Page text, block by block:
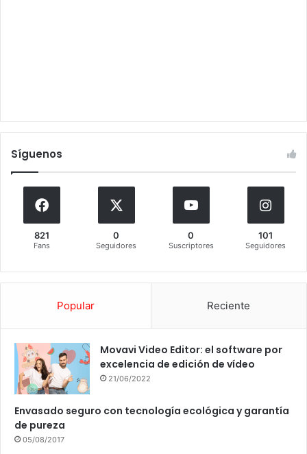
Síguenos
821
Fans
0
Seguidores
0
Suscriptores
101
Seguidores
Popular Reciente
Movavi Video Editor: el software por
excelencia de edición de vídeo
21/06/2022
Envasado seguro con tecnología ecológica y garantía
de pureza
05/08/2017